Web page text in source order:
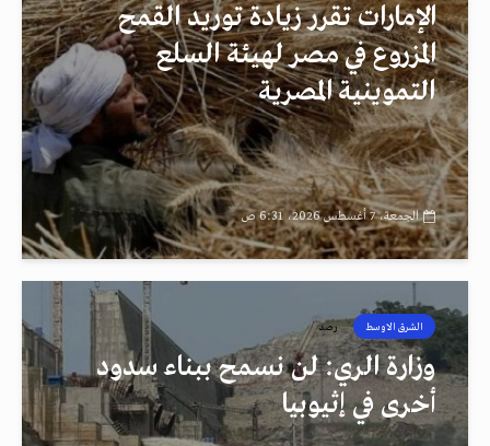
الإمارات تقرر زيادة توريد القمح
المزروع في مصر لهيئة السلع
التموينية المصرية
الجمعة، 7 أغسطس 2026، 6:31 ص
الشرق الاوسط رصد
وزارة الري: لن نسمح ببناء سدود
أخرى في إثيوبيا